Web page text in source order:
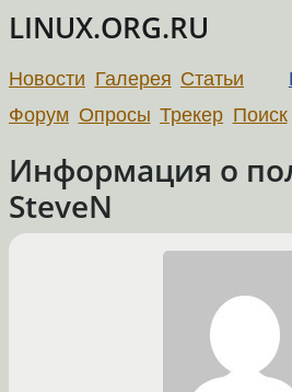
LINUX.ORG.RU
Новости Галерея Статьи
Форум Опросы Трекер Поиск
Информация о
SteveN